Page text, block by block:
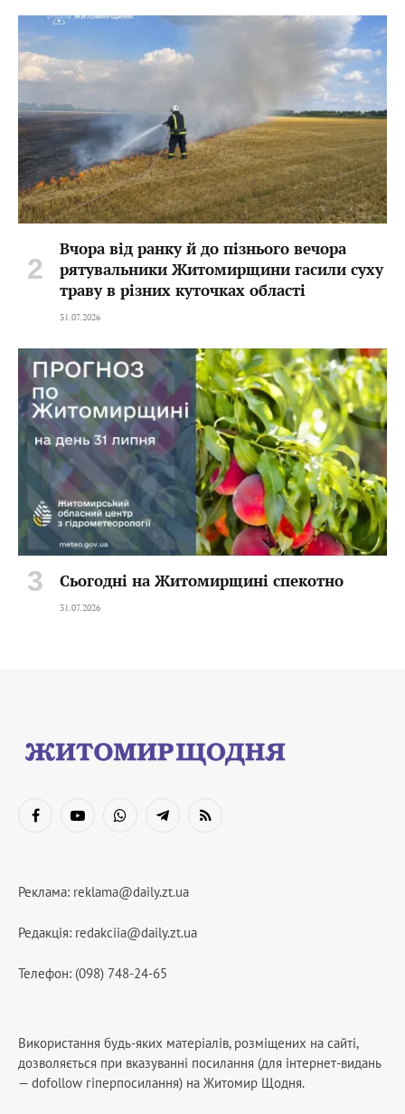
Вчора від ранку й до пізнього вечора
рятувальники Житомирщини гасили суху
траву в різних куточках області
31.07.2026
Сьогодні на Житомирщині спекотно
31.07.2026
FacebookYouTubeWhatsAppTelegramRSS
Реклама: reklama@daily.zt.ua
Редакція: redakciia@daily.zt.ua
Телефон: (098) 748-24-65
Використання будь-яких матеріалів, розміщених на сайті,
дозволяється при вказуванні посилання (для інтернет-видань
— dofollow гіперпосилання) на Житомир Щодня.